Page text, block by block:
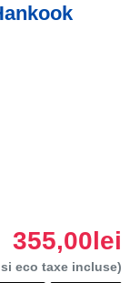
355,00lei
si eco taxe incluse)